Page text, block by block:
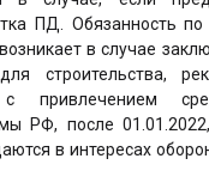
ПД. Обязанность
в случае
строительства,
с привлечением
РФ, после
в интересах